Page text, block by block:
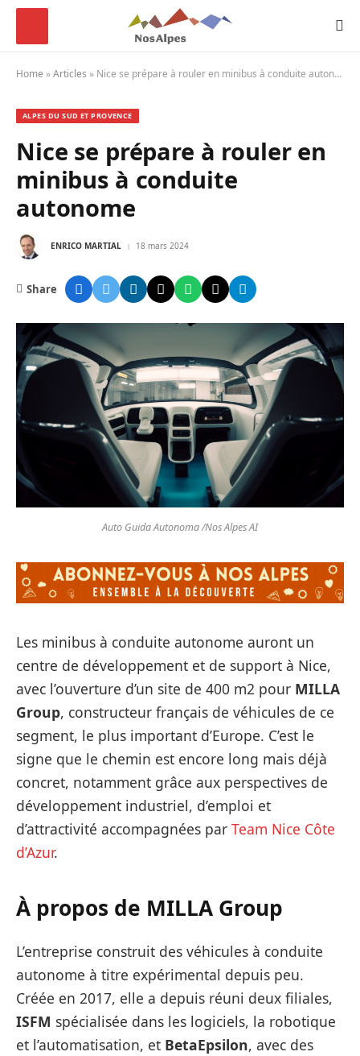
Home »Articles » Nice se prépare à rouler en minibus à conduite autonome
ALPES DU SUD ET PROVENCE
Nice se prépare à rouler en
minibus à conduite
autonome
ENRICO MARTIAL 18 mars 2024
Share
Auto Guida Autonoma /Nos Alpes AI
Les minibus à conduite autonome auront un
centre de développement et de support à Nice,
avec l’ouverture d’un site de 400 m2 pour MILLA
Group, constructeur français de véhicules de ce
segment, le plus important d’Europe. C’est le
signe que le chemin est encore long mais déjà
concret, notamment grâce aux perspectives de
développement industriel, d’emploi et
d’attractivité accompagnées par Team Nice Côte
d’Azur.
À propos de MILLA Group
L’entreprise construit des véhicules à conduite
autonome à titre expérimental depuis peu.
Créée en 2017, elle a depuis réuni deux filiales,
ISFM spécialisée dans les logiciels, la robotique
et l’automatisation, et BetaEpsilon, avec des